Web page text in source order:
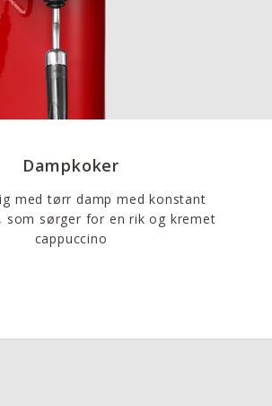
Dampkoker
med tørr damp med konstant
som sørger for en rik og kremet
cappuccino